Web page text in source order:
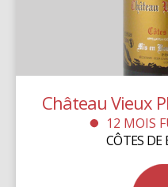
Château Vieux
12 MOIS
CÔTES DE